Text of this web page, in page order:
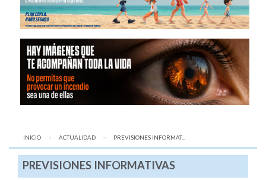
INICIO ACTUALIDAD AQUÍ:
PREVISIONES INFORMAT...
PREVISIONES INFORMATIVAS